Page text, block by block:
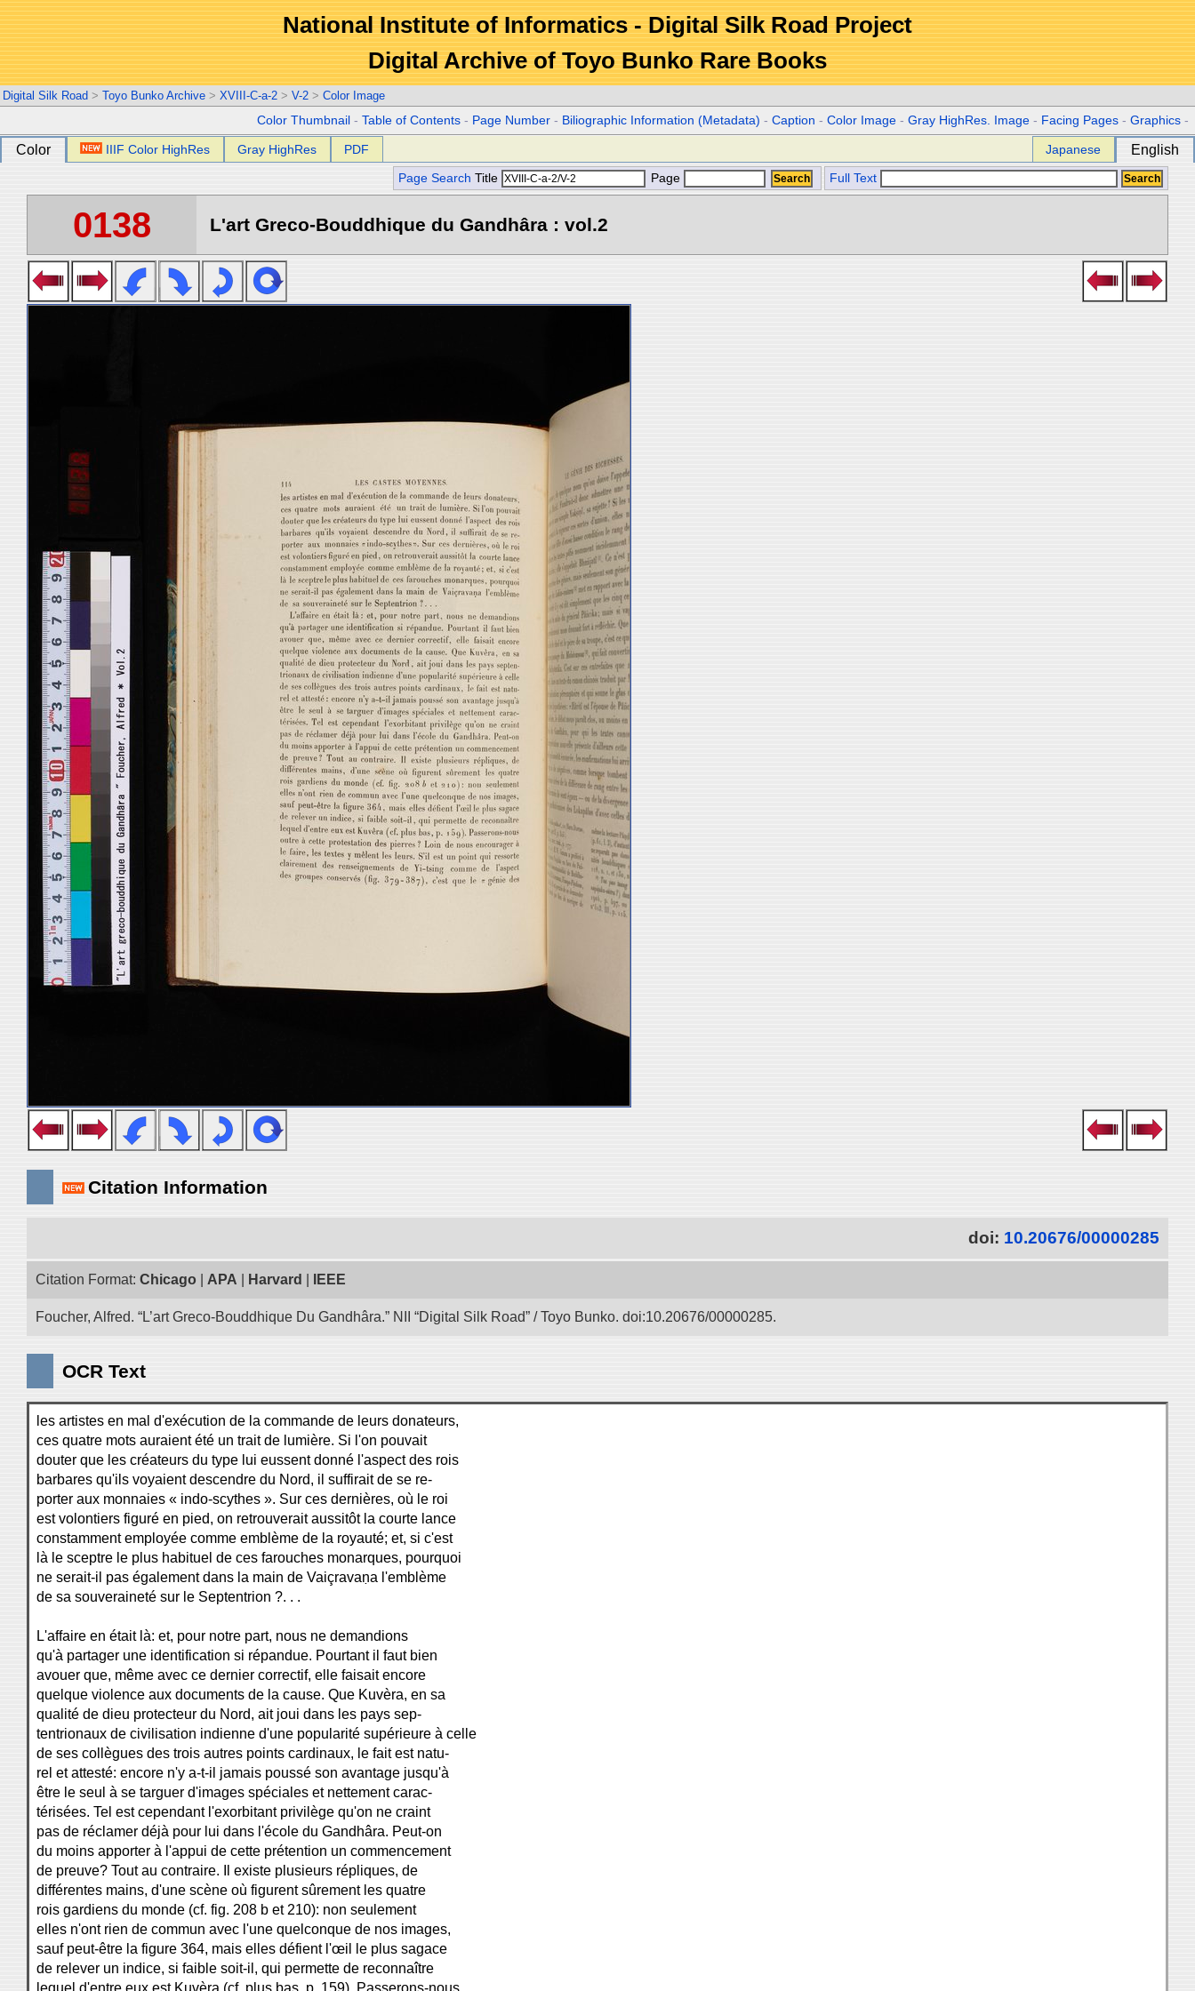
National Institute of Informatics - Digital Silk Road Project
Digital Archive of Toyo Bunko Rare Books
Digital Silk Road > Toyo Bunko Archive > XVIII-C-a-2 > V-2 > Color Image
Color Thumbnail -Table of Contents - Page Number - Biliographic Information (Metadata) -Caption -Color Image -Gray HighRes. Image - Facing Pages -Graphics -
Color IIIF Color HighRes Gray HighRes PDF Japanese English
Page Search Title Page Full Text
0138 L'art Greco-Bouddhique du Gandhâra : vol.2
Citation Information
doi: 10.20676/00000285
Citation Format: Chicago APA Harvard IEEE
Foucher, Alfred. “L’art Greco-Bouddhique Du Gandhâra.” NII “Digital Silk Road” / Toyo Bunko. doi:10.20676/00000285.
OCR Text
les artistes en mal d'exécution de la commande de leurs donateurs,
ces quatre mots auraient été un trait de lumière. Si l'on pouvait
douter que les créateurs du type lui eussent donné l'aspect des rois
barbares qu'ils voyaient descendre du Nord, il suffirait de se re-
porter aux monnaies « indo-scythes ». Sur ces dernières, où le roi
est volontiers figuré en pied, on retrouverait aussitôt la courte lance
constamment employée comme emblème de la royauté; et, si c'est
là le sceptre le plus habituel de ces farouches monarques, pourquoi
ne serait-il pas également dans la main de Vaiçravaṇa l'emblème
de sa souveraineté sur le Septentrion ?. . .
L'affaire en était là: et, pour notre part, nous ne demandions
qu'à partager une identification si répandue. Pourtant il faut bien
avouer que, même avec ce dernier correctif, elle faisait encore
quelque violence aux documents de la cause. Que Kuvèra, en sa
qualité de dieu protecteur du Nord, ait joui dans les pays sep-
tentrionaux de civilisation indienne d'une popularité supérieure à celle
de ses collègues des trois autres points cardinaux, le fait est natu-
rel et attesté: encore n'y a-t-il jamais poussé son avantage jusqu'à
être le seul à se targuer d'images spéciales et nettement carac-
térisées. Tel est cependant l'exorbitant privilège qu'on ne craint
pas de réclamer déjà pour lui dans l'école du Gandhâra. Peut-on
du moins apporter à l'appui de cette prétention un commencement
de preuve? Tout au contraire. Il existe plusieurs répliques, de
différentes mains, d'une scène où figurent sûrement les quatre
rois gardiens du monde (cf. fig. 208 b et 210): non seulement
elles n'ont rien de commun avec l'une quelconque de nos images,
sauf peut-être la figure 364, mais elles défient l'œil le plus sagace
de relever un indice, si faible soit-il, qui permette de reconnaître
lequel d'entre eux est Kuvèra (cf. plus bas, p. 159). Passerons-nous